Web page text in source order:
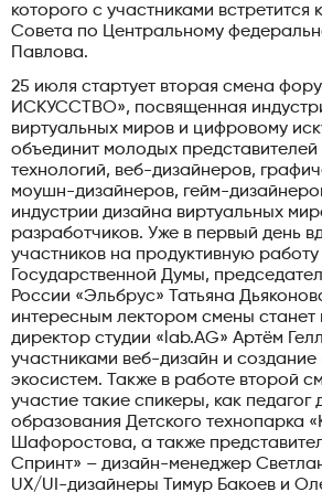
которого с участниками встретится
Совета по Центральному
Павлова.
25 июля стартует вторая смена
ИСКУССТВО», посвященная
виртуальных миров и цифровому
объединит молодых
технологий, веб-дизайнеров,
моушн-дизайнеров, гейм-
индустрии дизайна виртуальных
разработчиков. Уже в первый день
участников на продуктивную работу
Государственной Думы,
России «Эльбрус» Татьяна
интересным лектором смены станет
директор студии «lab.AG» Артём
участниками веб-дизайн и
экосистем. Также в работе второй
участие такие спикеры, как педагог
образования Детского технопарка
Шафоростова, а также
Спринт» – дизайн-менеджер
UX/UI-дизайнеры Тимур Бакоев и